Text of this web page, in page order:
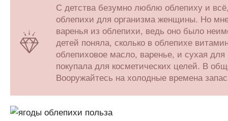
С детства безумно люблю облепиху и
облепихи для организма женщины. Но
варенья из облепихи, ведь оно было
детей поняла, сколько в облепихе
облепиховое масло, варенье, и сухая
покупала для косметических целей. В
Вооружайтесь на холодные времена